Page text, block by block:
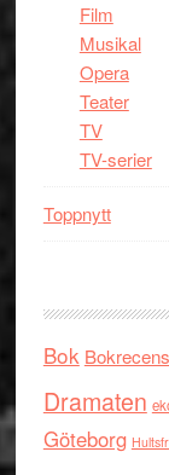
Film
Musikal
Opera
Teater
TV
TV-serier
Toppnytt
Bok
Dramaten
Göteborg